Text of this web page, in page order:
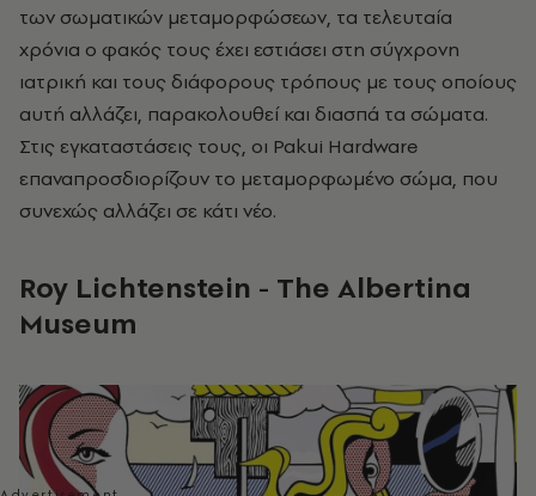
των σωματικών μεταμορφώσεων, τα τελευταία
χρόνια ο φακός τους έχει εστιάσει στη σύγχρονη
ιατρική και τους διάφορους τρόπους με τους οποίους
αυτή αλλάζει, παρακολουθεί και διασπά τα σώματα.
Στις εγκαταστάσεις τους, οι Pakui Hardware
επαναπροσδιορίζουν το μεταμορφωμένο σώμα, που
συνεχώς αλλάζει σε κάτι νέο.
Roy Lichtenstein - The Albertina
Museum